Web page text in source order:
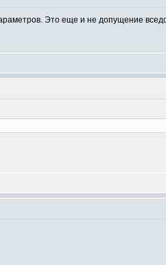
Это еще и не допущение